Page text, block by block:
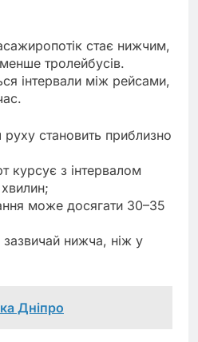
стає нижчим,
тролейбусів.
інтервали між рейсами,
руху становить приблизно
курсує з інтервалом
може досягати 30–35
зазвичай нижча, ніж у
Дніпро